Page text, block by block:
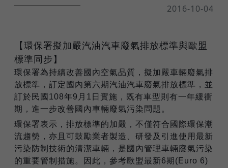
2016-10-04
【環保署擬加嚴汽油汽車廢氣排放標準與歐盟
標準同步】
環保署為持續改善國內空氣品質，擬加嚴車輛廢氣排
放標準，訂定國內第六期汽油汽車廢氣排放標準，並
訂於民國108年9月1日實施，既有車型則有一年緩衝
期，進一步改善國內車輛廢氣污染問題。
環保署表示，排放標準的加嚴，不僅符合國際環保潮
流趨勢，亦且可鼓勵業者製造、研發及引進使用最新
污染防制技術的清潔車輛，是國內管理車輛廢氣污染
的重要管制措施。因此，參考歐盟最新6期(Euro 6)